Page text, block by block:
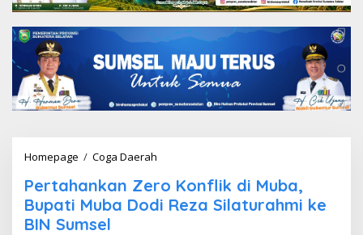
Homepage / Coga Daerah
r
t
a
Pertahankan Zero Konflik di Muba,
Bupati Muba Dodi Reza Silaturahmi ke
BIN Sumsel